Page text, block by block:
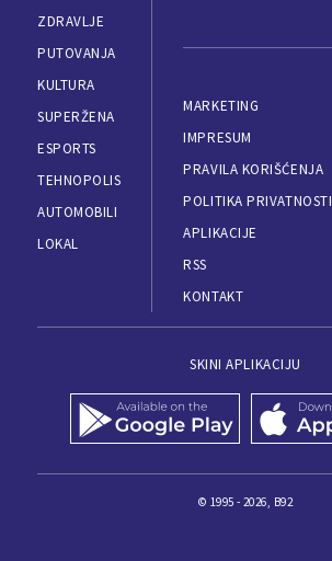
ZDRAVLJE
PUTOVANJA
KULTURA
SUPERŽENA
ESPORTS
TEHNOPOLIS
AUTOMOBILI
LOKAL
MARKETING
IMPRESUM
PRAVILA KORIŠĆENJA
POLITIKA PRIVATNOSTI
APLIKACIJE
RSS
KONTAKT
SKINI APLIKACIJU
© 1995 - 2026, B92